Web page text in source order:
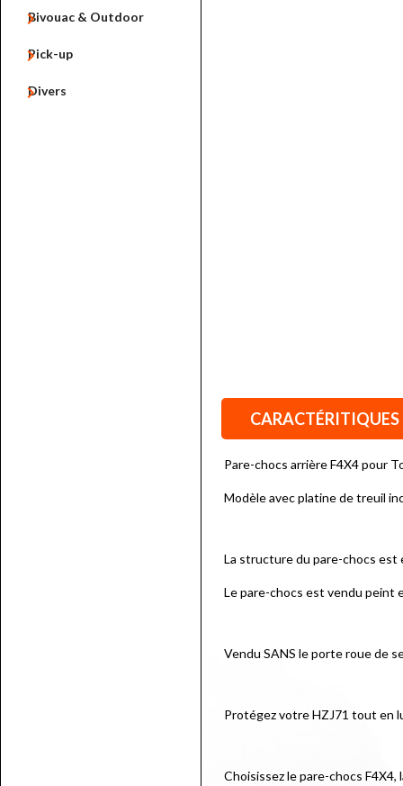
Bivouac & Outdoor

Pick-up

Divers

CARACTÉRITIQUES
Pare-chocs arrière F4X4 pour
Modèle avec platine de treuil
La structure du pare-chocs est
Le pare-chocs est vendu peint
Vendu SANS le porte roue de
Protégez votre HZJ71 tout en
Choisissez le pare-chocs